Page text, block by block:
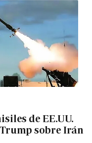
de EE.UU.
sobre Irán